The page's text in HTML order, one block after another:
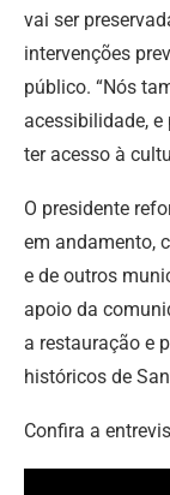
vai ser
intervenções
público. “Nós
acessibilidade,
ter acesso à
O presidente
em andamento,
e de outros
apoio da
a restauração e
históricos de
Confira a